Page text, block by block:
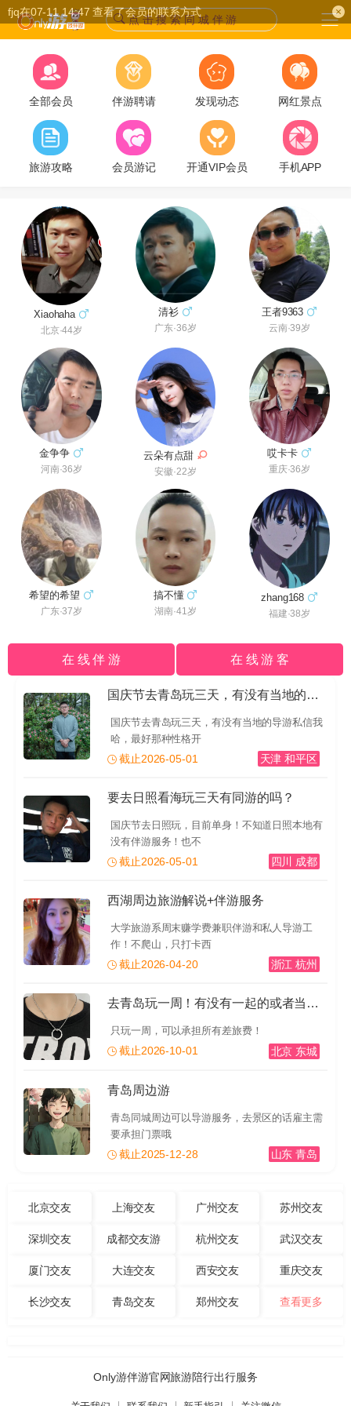
点 击 搜 索 同 城 伴 游
全部会员 伴游聘请 发现动态 网红景点
旅游攻略 会员游记 开通VIP会员 手机APP
Xiaohaha
北京·44岁
清衫
广东·36岁
王者9363
云南·39岁
金争争
河南·36岁
云朵有点甜
安徽·22岁
哎卡卡
重庆·36岁
希望的希望
广东·37岁
搞不懂
湖南·41岁
zhang168
福建·38岁
在 线 伴 游 在 线 游 客
国庆节去青岛玩三天，有没有当地的导游私信我哈
国庆节去青岛玩三天，有没有当地的导游私信我
哈，最好那种性格开
截止2026-05-01 天津 和平区
要去日照看海玩三天有同游的吗？
国庆节去日照玩，目前单身！不知道日照本地有
没有伴游服务！也不
截止2026-05-01 四川 成都
西湖周边旅游解说+伴游服务
大学旅游系周末赚学费兼职伴游和私人导游工
作！不爬山，只打卡西
截止2026-04-20 浙江 杭州
去青岛玩一周！有没有一起的或者当地的导游推荐一下！有
只玩一周，可以承担所有差旅费！
截止2026-10-01 北京 东城
青岛周边游
青岛同城周边可以导游服务，去景区的话雇主需
要承担门票哦
截止2025-12-28 山东 青岛
北京交友 上海交友 广州交友 苏州交友
深圳交友 成都交友游 杭州交友 武汉交友
厦门交友 大连交友 西安交友 重庆交友
长沙交友 青岛交友 郑州交友 查看更多
Only游伴游官网旅游陪行出行服务
fjq在07-11 14:47 查看了会员的联系方式